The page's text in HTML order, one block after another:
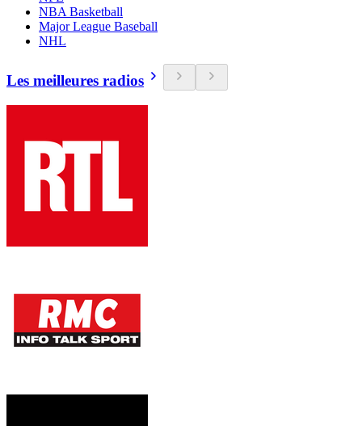
NBA Basketball
Major League Baseball
NHL
Les meilleures radios